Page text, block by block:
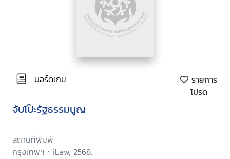
บอร์ดเกม
รายการ
โปรด
จับโป๊ะรัฐธรรมนูญ
สถานที่พิมพ์:
กรุงเทพฯ : iLaw, 2568.